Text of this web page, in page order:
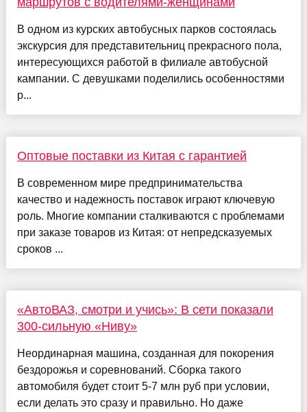
В одном из курских автобусных парков состоялась
экскурсия для представительниц прекрасного пола,
интересующихся работой в филиале автобусной
кампании. С девушками поделились особенностями
р...
Оптовые поставки из Китая с гарантией
В современном мире предпринимательства
качество и надежность поставок играют ключевую
роль. Многие компании сталкиваются с проблемами
при заказе товаров из Китая: от непредсказуемых
сроков ...
«АвтоВАЗ, смотри и учись»: В сети показали
300-сильную «Ниву»
Неординарная машина, созданная для покорения
бездорожья и соревнований. Сборка такого
автомобиля будет стоит 5-7 млн руб при условии,
если делать это сразу и правильно. Но даже